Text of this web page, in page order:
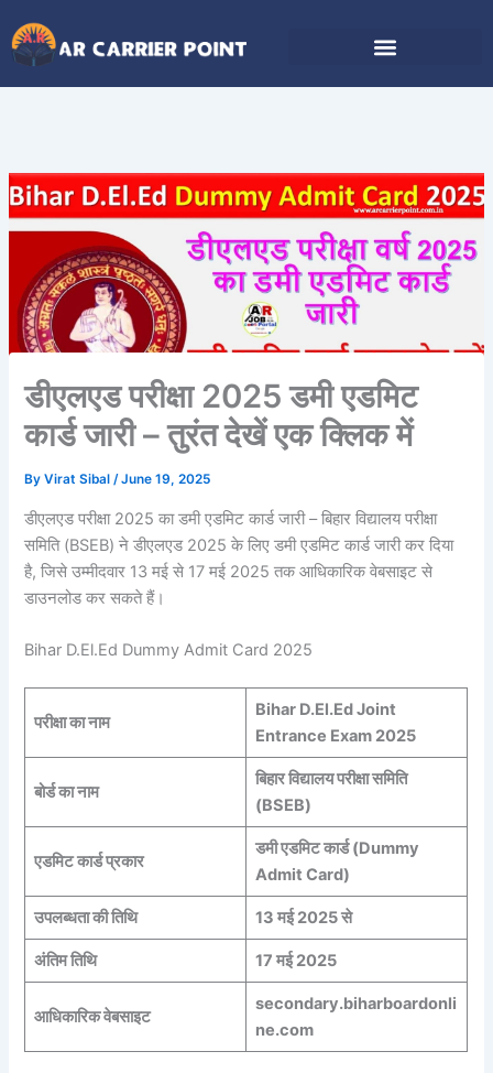
to
content
डीएलएड परीक्षा 2025 डमी एडमिट
कार्ड जारी – तुरंत देखें एक क्लिक में
ByVirat Sibal/June 19, 2025
डीएलएड परीक्षा 2025 का डमी एडमिट कार्ड जारी – बिहार विद्यालय परीक्षा
समिति (BSEB) ने डीएलएड 2025 के लिए डमी एडमिट कार्ड जारी कर दिया
है, जिसे उम्मीदवार 13 मई से 17 मई 2025 तक आधिकारिक वेबसाइट से
डाउनलोड कर सकते हैं।
Bihar D.El.Ed Dummy Admit Card 2025
परीक्षा का नाम
Bihar D.El.Ed Joint
Entrance Exam 2025
बोर्ड का नाम
बिहार विद्यालय परीक्षा समिति
(BSEB)
एडमिट कार्ड प्रकार
डमी एडमिट कार्ड (Dummy
Admit Card)
उपलब्धता की तिथि 13 मई 2025 से
अंतिम तिथि 17 मई 2025
आधिकारिक वेबसाइट
secondary.biharboardonli
ne.com